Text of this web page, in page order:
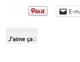
E-
J’aime ça :